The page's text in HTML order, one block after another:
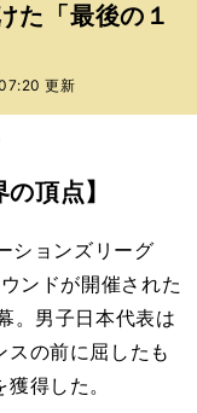
た「最後の１
更新
頂点】
ションズリーグ
ンドが開催された
。男子日本代表は
の前に屈したも
得した。